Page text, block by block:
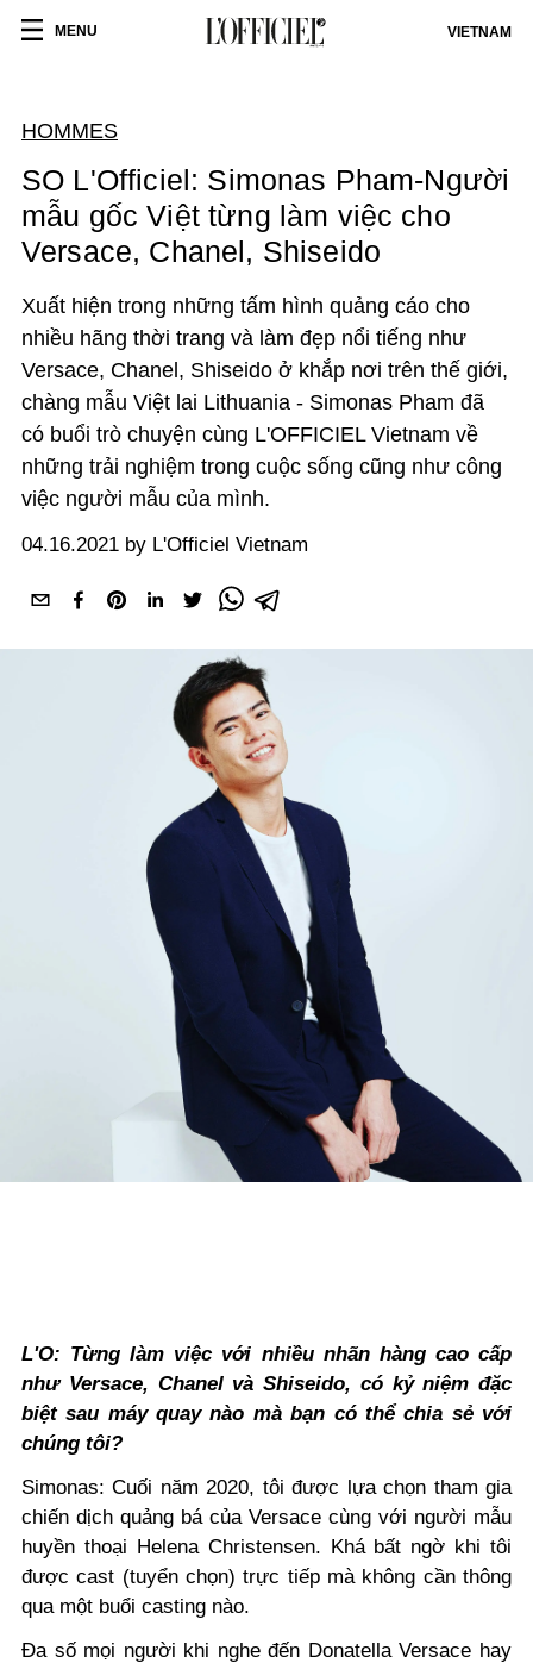
MENU VIETNAM
HOMMES
SO L'Officiel: Simonas Pham-Người
mẫu gốc Việt từng làm việc cho
Versace, Chanel, Shiseido
Xuất hiện trong những tấm hình quảng cáo cho
nhiều hãng thời trang và làm đẹp nổi tiếng như
Versace, Chanel, Shiseido ở khắp nơi trên thế giới,
chàng mẫu Việt lai Lithuania - Simonas Pham đã
có buổi trò chuyện cùng L'OFFICIEL Vietnam về
những trải nghiệm trong cuộc sống cũng như công
việc người mẫu của mình.
04.16.2021 by L'Officiel Vietnam
L'O: Từng làm việc với nhiều nhãn hàng cao cấp
như Versace, Chanel và Shiseido, có kỷ niệm đặc
biệt sau máy quay nào mà bạn có thể chia sẻ với
chúng tôi?
Simonas: Cuối năm 2020, tôi được lựa chọn tham gia
chiến dịch quảng bá của Versace cùng với người mẫu
huyền thoại Helena Christensen. Khá bất ngờ khi tôi
được cast (tuyển chọn) trực tiếp mà không cần thông
qua một buổi casting nào.
Đa số mọi người khi nghe đến Donatella Versace hay